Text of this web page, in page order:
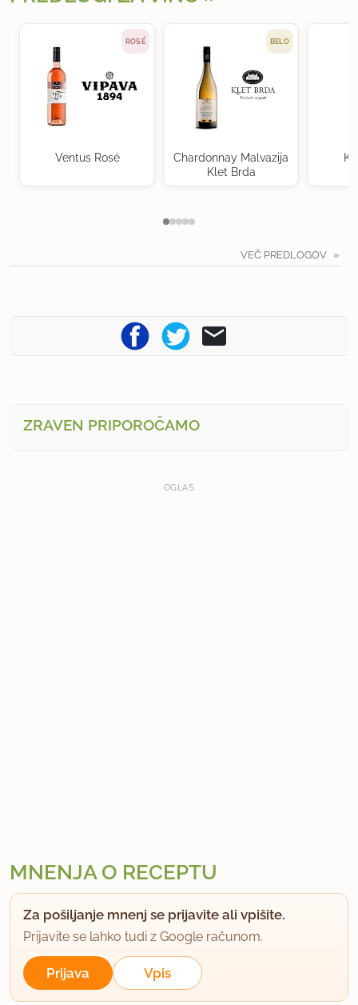
ROSÉ
Ventus Rosé
BELO
Chardonnay Malvazija
Klet Brda
VEČ PREDLOGOV
ZRAVEN PRIPOROČAMO
OGLAS
MNENJA O RECEPTU
Za pošiljanje mnenj se prijavite ali vpišite.
Prijavite se lahko tudi z Google računom.
Prijava Vpis